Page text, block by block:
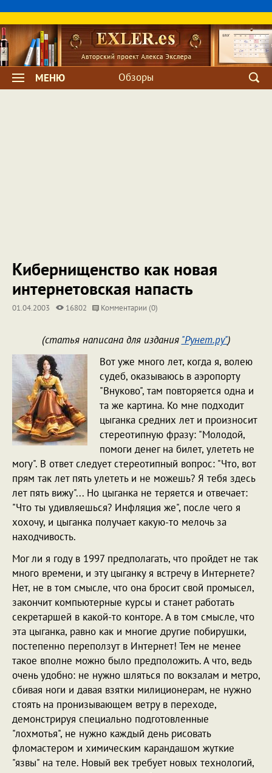
МЕНЮ Обзоры
Кибернищенство как новая
интернетовская напасть
01.04.2003 16802 Комментарии (0)
(статья написана для издания "Рунет.ру")
Вот уже много лет, когда я, волею
судеб, оказываюсь в аэропорту
"Внуково", там повторяется одна и
та же картина. Ко мне подходит
цыганка средних лет и произносит
стереотипную фразу: "Молодой,
помоги денег на билет, улететь не
могу". В ответ следует стереотипный вопрос: "Что, вот
прям так лет пять улететь и не можешь? Я тебя здесь
лет пять вижу"... Но цыганка не теряется и отвечает:
"Что ты удивляешься? Инфляция же", после чего я
хохочу, и цыганка получает какую-то мелочь за
находчивость.
Мог ли я году в 1997 предполагать, что пройдет не так
много времени, и эту цыганку я встречу в Интернете?
Нет, не в том смысле, что она бросит свой промысел,
закончит компьютерные курсы и станет работать
секретаршей в какой-то конторе. А в том смысле, что
эта цыганка, равно как и многие другие побирушки,
постепенно переползут в Интернет! Тем не менее
такое вполне можно было предположить. А что, ведь
очень удобно: не нужно шляться по вокзалам и метро,
сбивая ноги и давая взятки милиционерам, не нужно
стоять на пронизывающем ветру в переходе,
демонстрируя специально подготовленные
"лохмотья", не нужно каждый день рисовать
фломастером и химическим карандашом жуткие
"язвы" на теле. Новый век требует новых технологий,